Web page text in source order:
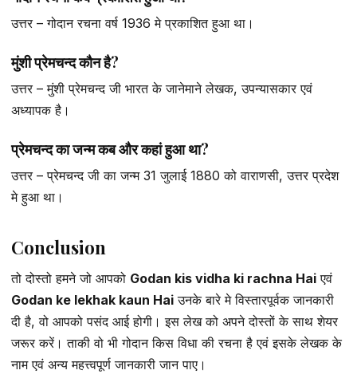
उत्तर – गोदान रचना वर्ष 1936 मे प्रकाशित हुआ था।
मुंशी प्रेमचन्द कौन है?
उत्तर – मुंशी प्रेमचन्द जी भारत के जानेमाने लेखक, उपन्यासकार एवं
अध्यापक है।
प्रेमचन्द का जन्म कब और कहां हुआ था?
उत्तर – प्रेमचन्द जी का जन्म 31 जुलाई 1880 को वाराणसी, उत्तर प्रदेश
मे हुआ था।
Conclusion
तो दोस्तो हमने जो आपको Godan kis vidha ki rachna Hai एवं
Godan ke lekhak kaun Hai उनके बारे मे विस्तारपूर्वक जानकारी
दी है, वो आपको पसंद आई होगी। इस लेख को अपने दोस्तों के साथ शेयर
जरूर करें। ताकी वो भी गोदान किस विधा की रचना है एवं इसके लेखक के
नाम एवं अन्य महत्त्वपूर्ण जानकारी जान पाए।